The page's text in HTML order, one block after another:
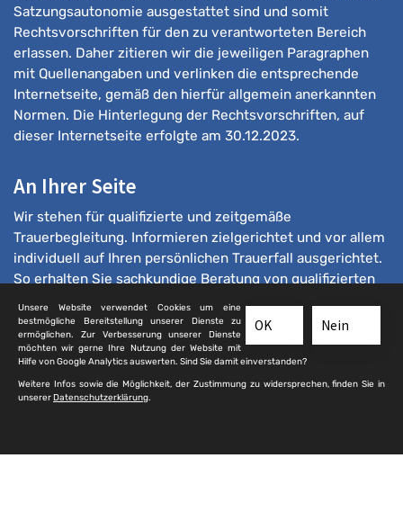
Satzungsautonomie ausgestattet sind und somit
Rechtsvorschriften für den zu verantworteten Bereich
erlassen. Daher zitieren wir die jeweiligen Paragraphen
mit Quellenangaben und verlinken die entsprechende
Internetseite, gemäß den hierfür allgemein anerkannten
Normen. Die Hinterlegung der Rechtsvorschriften, auf
dieser Internetseite erfolgte am 30.12.2023.
An Ihrer Seite
Wir stehen für qualifizierte und zeitgemäße
Trauerbegleitung. Informieren zielgerichtet und vor allem
individuell auf Ihren persönlichen Trauerfall ausgerichtet.
So erhalten Sie sachkundige Beratung von qualifizierten
Nein
OK
Unsere Website verwendet Cookies um eine
bestmögliche Bereitstellung unserer Dienste zu
ermöglichen. Zur Verbesserung unserer Dienste
möchten wir gerne Ihre Nutzung der Website mit
Hilfe von Google Analytics auswerten. Sind Sie damit einverstanden?
Weitere Infos sowie die Möglichkeit, der Zustimmung zu widersprechen, finden Sie in
unsererDatenschutzerklärung.